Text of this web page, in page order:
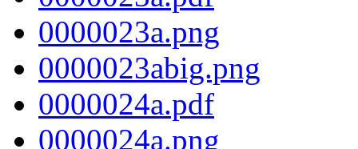
0000023a.png
0000023abig.png
0000024a.pdf
0000024a.png